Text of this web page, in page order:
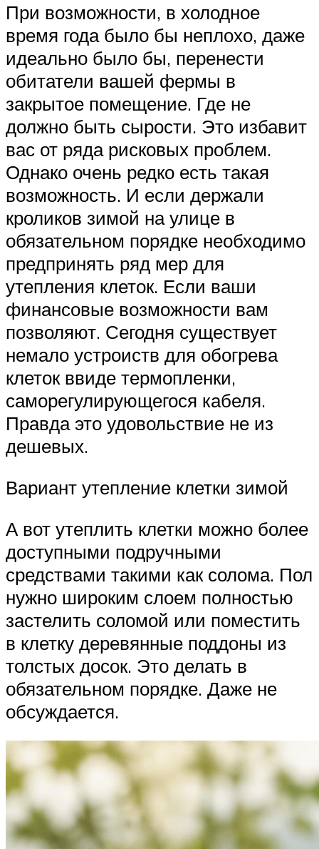
При возможности, в холодное
время года было бы неплохо, даже
идеально было бы, перенести
обитатели вашей фермы в
закрытое помещение. Где не
должно быть сырости. Это избавит
вас от ряда рисковых проблем.
Однако очень редко есть такая
возможность. И если держали
кроликов зимой на улице в
обязательном порядке необходимо
предпринять ряд мер для
утепления клеток. Если ваши
финансовые возможности вам
позволяют. Сегодня существует
немало устроиств для обогрева
клеток ввиде термопленки,
саморегулирующегося кабеля.
Правда это удовольствие не из
дешевых.
Вариант утепление клетки зимой
А вот утеплить клетки можно более
доступными подручными
средствами такими как солома. Пол
нужно широким слоем полностью
застелить соломой или поместить
в клетку деревянные поддоны из
толстых досок. Это делать в
обязательном порядке. Даже не
обсуждается.